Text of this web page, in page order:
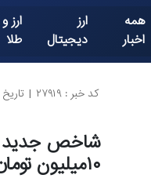
همه
اخبار
ارز
دیجیتال
ارز و
طلا
کد خبر : ۲۷۹۱۹ | تاریخ : ۱۴۰۴/
شاخص جدید
۱۰میلیون تومان پس از کسر هزینه اجاره